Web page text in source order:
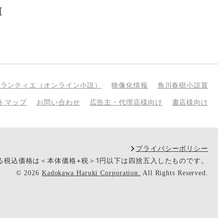
ンティエ（オンライン小説） 映像化情報 角川春樹小説賞
マップ お問い合わせ 広告主・代理店様向け 書店様向け
プライバシーポリシー
込価格は＜本体価格+税＞1円以下は四捨五入したものです。
©2026 Kadokawa Haruki Corporation. All Rights Reserved.